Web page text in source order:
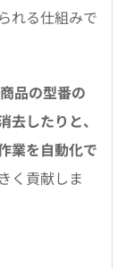
れる仕組みで
商品の型番の
したりと、
業を自動化で
く貢献しま